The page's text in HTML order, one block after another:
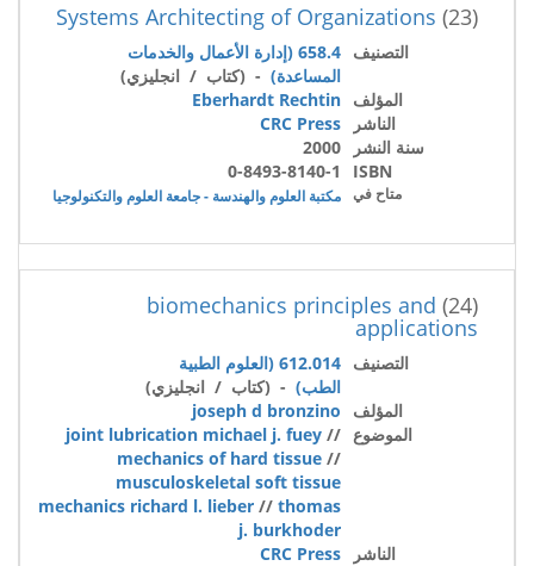
(23)
Systems Architecting of Organizations
التصنيف
658.4 (إدارة الأعمال والخدمات
المساعدة) - (كتاب / انجليزي)
المؤلف Eberhardt Rechtin
الناشر
CRC Press
سنة النشر
2000
ISBN
0-8493-8140-1
متاح في مكتبة العلوم والهندسة - جامعة العلوم والتكنولوجيا
(24)
biomechanics principles and
applications
التصنيف
612.014 (العلوم الطبية
الطب) - (كتاب / انجليزي)
المؤلف
joseph d bronzino
الموضوع
joint lubrication michael j. fuey //
mechanics of hard tissue //
musculoskeletal soft tissue
mechanics richard l. lieber // thomas
j. burkhoder
الناشر
CRC Press